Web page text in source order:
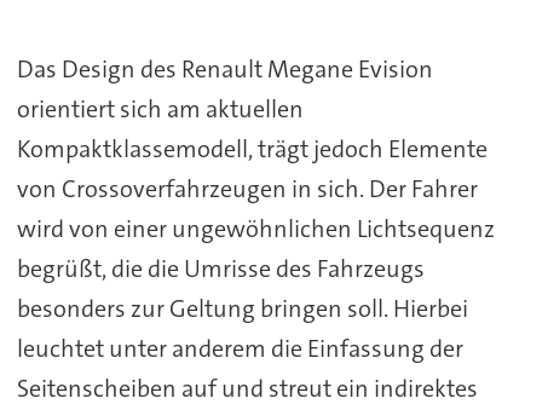
Das Design des Renault Megane Evision
orientiert sich am aktuellen
Kompaktklassemodell, trägt jedoch Elemente
von Crossoverfahrzeugen in sich. Der Fahrer
wird von einer ungewöhnlichen Lichtsequenz
begrüßt, die die Umrisse des Fahrzeugs
besonders zur Geltung bringen soll. Hierbei
leuchtet unter anderem die Einfassung der
Seitenscheiben auf und streut ein indirektes